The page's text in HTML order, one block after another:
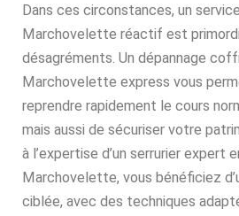
Dans ces circonstances, un
Marchovelette réactif est
désagréments. Un dépannage
Marchovelette express vous
reprendre rapidement le cours
mais aussi de sécuriser votre
à l’expertise d’un serrurier expert
Marchovelette, vous bénéficiez
ciblée, avec des techniques